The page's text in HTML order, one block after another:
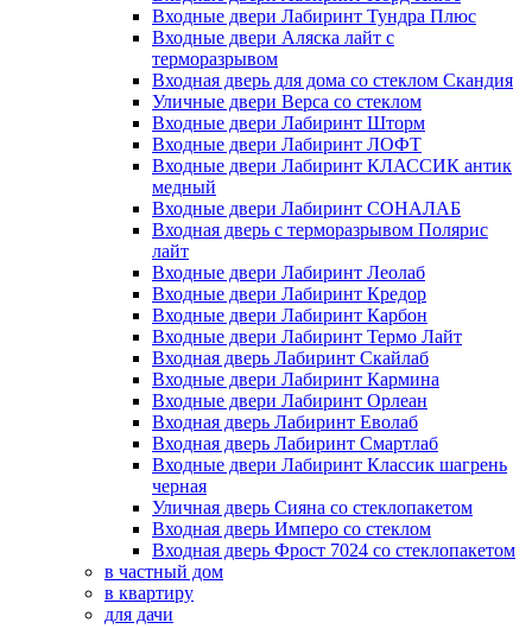
Входные двери Лабиринт Тундра Плюс
Входные двери Аляска лайт с
терморазрывом
Входная дверь для дома со стеклом Скандия
Уличные двери Верса со стеклом
Входные двери Лабиринт Шторм
Входные двери Лабиринт ЛОФТ
Входные двери Лабиринт КЛАССИК антик
медный
Входные двери Лабиринт СОНАЛАБ
Входная дверь с терморазрывом Полярис
лайт
Входные двери Лабиринт Леолаб
Входные двери Лабиринт Кредор
Входные двери Лабиринт Карбон
Входные двери Лабиринт Термо Лайт
Входная дверь Лабиринт Скайлаб
Входные двери Лабиринт Кармина
Входные двери Лабиринт Орлеан
Входная дверь Лабиринт Еволаб
Входная дверь Лабиринт Смартлаб
Входные двери Лабиринт Классик шагрень
черная
Уличная дверь Сияна со стеклопакетом
Входная дверь Имперо со стеклом
Входная дверь Фрост 7024 со стеклопакетом
в частный дом
в квартиру
для дачи